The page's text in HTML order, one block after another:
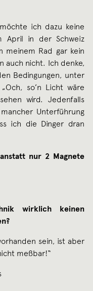
ich dazu keine
April in der Schweiz
meinem Rad gar kein
auch nicht. Ich denke,
Bedingungen, unter
so’n Licht wäre
wird. Jedenfalls
Unterführung
ich die Dinger dran
nur 2 Magnete
wirklich keinen
sein, ist aber
meßbar!“